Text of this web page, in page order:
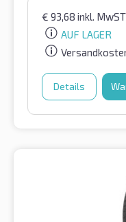
€ 93,68 inkl. MwST
AUF LAGER
Details